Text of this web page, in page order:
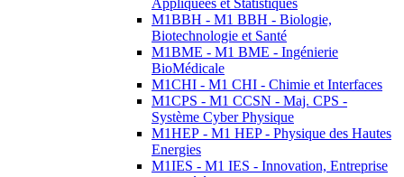
Appliquées et Statistiques
M1BBH - M1 BBH - Biologie,
Biotechnologie et Santé
M1BME - M1 BME - Ingénierie
BioMédicale
M1CHI - M1 CHI - Chimie et Interfaces
M1CPS - M1 CCSN - Maj. CPS -
Système Cyber Physique
M1HEP - M1 HEP - Physique des Hautes
Energies
M1IES - M1 IES - Innovation, Entreprise